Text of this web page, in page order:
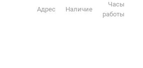
Адрес Наличие
Часы
работы